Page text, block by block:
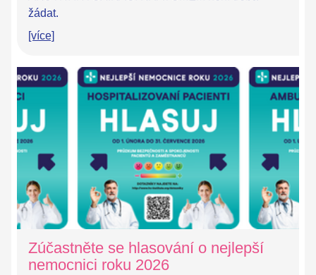
žádat.
[více]
Zúčastněte se hlasování o nejlepší
nemocnici roku 2026